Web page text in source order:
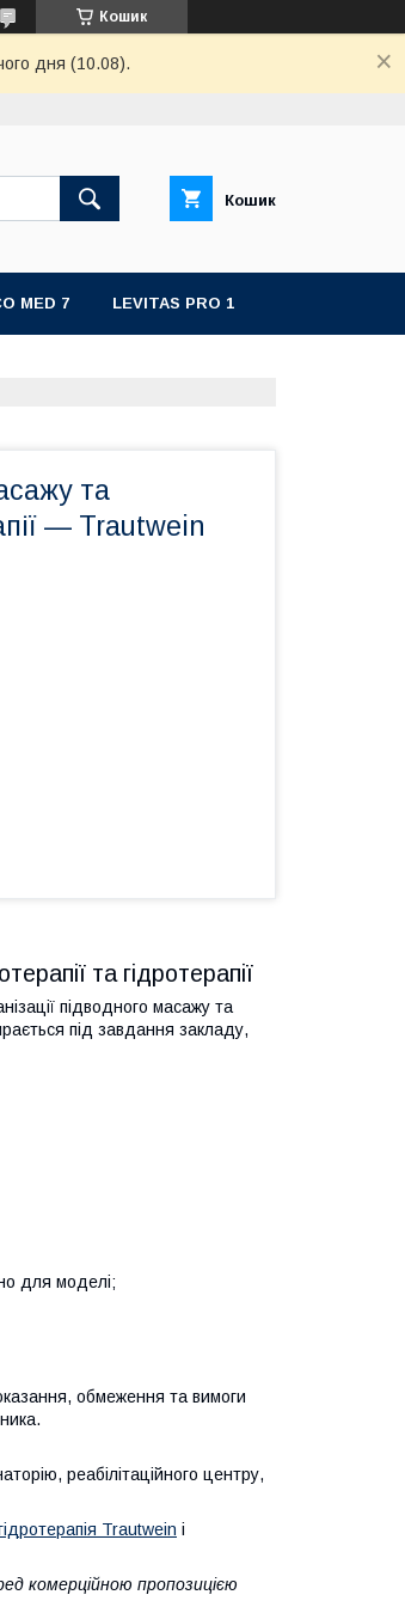
Кошик
дня (10.08).
Кошик
MED 7 LEVITAS PRO 1
та
— Trautwein
та гідротерапії
підводного масажу та
під завдання закладу,
для моделі;
обмеження та вимоги
реабілітаційного центру,
Trautwein і
комерційною пропозицією